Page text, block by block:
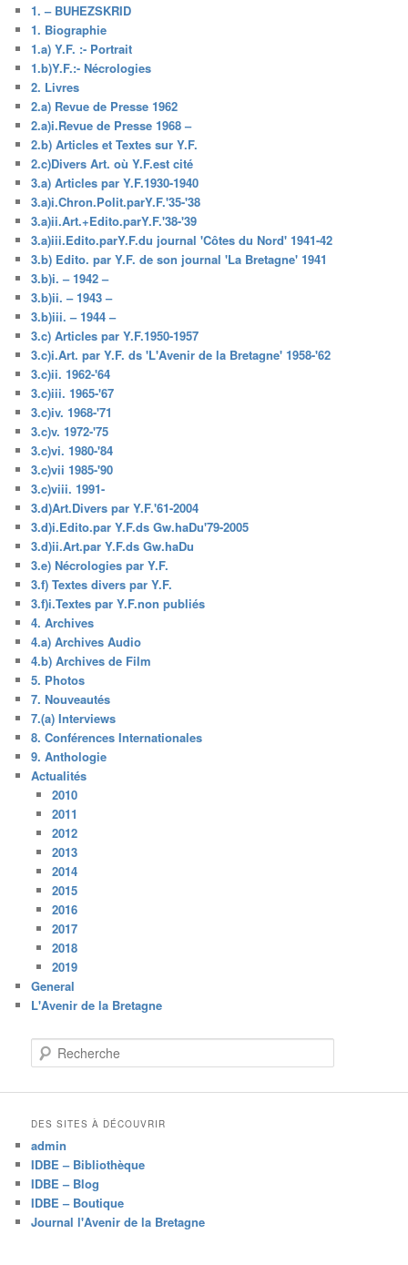
1. – BUHEZSKRID
1. Biographie
1.a) Y.F. :- Portrait
1.b)Y.F.:- Nécrologies
2. Livres
2.a) Revue de Presse 1962
2.a)i.Revue de Presse 1968 –
2.b) Articles et Textes sur Y.F.
2.c)Divers Art. où Y.F.est cité
3.a) Articles par Y.F.1930-1940
3.a)i.Chron.Polit.parY.F.'35-'38
3.a)ii.Art.+Edito.parY.F.'38-'39
3.a)iii.Edito.parY.F.du journal 'Côtes du Nord' 1941-42
3.b) Edito. par Y.F. de son journal 'La Bretagne' 1941
3.b)i. – 1942 –
3.b)ii. – 1943 –
3.b)iii. – 1944 –
3.c) Articles par Y.F.1950-1957
3.c)i.Art. par Y.F. ds 'L'Avenir de la Bretagne' 1958-'62
3.c)ii. 1962-'64
3.c)iii. 1965-'67
3.c)iv. 1968-'71
3.c)v. 1972-'75
3.c)vi. 1980-'84
3.c)vii 1985-'90
3.c)viii. 1991-
3.d)Art.Divers par Y.F.'61-2004
3.d)i.Edito.par Y.F.ds Gw.haDu'79-2005
3.d)ii.Art.par Y.F.ds Gw.haDu
3.e) Nécrologies par Y.F.
3.f) Textes divers par Y.F.
3.f)i.Textes par Y.F.non publiés
4. Archives
4.a) Archives Audio
4.b) Archives de Film
5. Photos
7. Nouveautés
7.(a) Interviews
8. Conférences Internationales
9. Anthologie
Actualités
2010
2011
2012
2013
2014
2015
2016
2017
2018
2019
General
L'Avenir de la Bretagne
e
c
h
e
DES SITES À DÉCOUVRIR
admin
IDBE – Bibliothèque
IDBE – Blog
IDBE – Boutique
Journal l'Avenir de la Bretagne